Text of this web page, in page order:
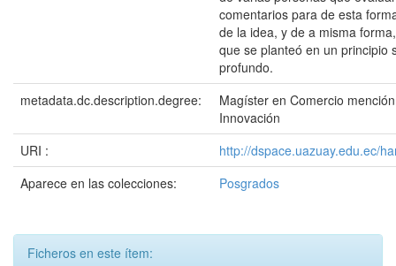
comentarios para de esta
de la idea, y de a misma
que se planteó en un principio
profundo.
metadata.dc.description.degree:
Magíster en Comercio
Innovación
URI :
http://dspace.uazuay.edu.ec/
Aparece en las colecciones:
Posgrados
Ficheros en este ítem: